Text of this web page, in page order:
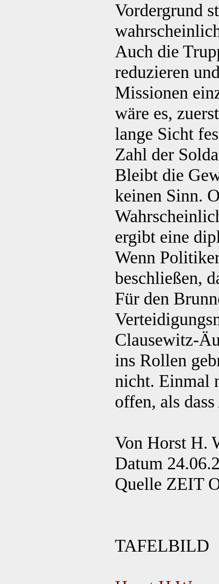
Vordergrund
Auch die
reduzieren
Missionen
wäre es,
lange Sicht
Zahl der
Bleibt die
keinen Sinn.
ergibt eine
Wenn
beschließen,
Für den
Clausewitz-
ins Rollen
nicht. Einmal
offen, als
Von Horst H.
Datum
Quelle ZEIT
TAFELBILD